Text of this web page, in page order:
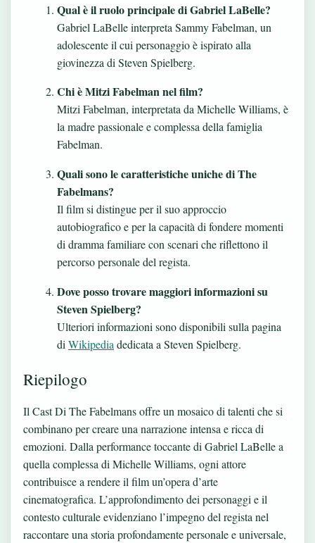
Qual è il ruolo principale di Gabriel LaBelle?
Gabriel LaBelle interpreta Sammy Fabelman, un
adolescente il cui personaggio è ispirato alla
giovinezza di Steven Spielberg.
Chi è Mitzi Fabelman nel film?
Mitzi Fabelman, interpretata da Michelle Williams, è
la madre passionale e complessa della famiglia
Fabelman.
Quali sono le caratteristiche uniche di The
Fabelmans?
Il film si distingue per il suo approccio
autobiografico e per la capacità di fondere momenti
di dramma familiare con scenari che riflettono il
percorso personale del regista.
Dove posso trovare maggiori informazioni su
Steven Spielberg?
Ulteriori informazioni sono disponibili sulla pagina
di Wikipedia dedicata a Steven Spielberg.
Riepilogo
Il Cast Di The Fabelmans offre un mosaico di talenti che si
combinano per creare una narrazione intensa e ricca di
emozioni. Dalla performance toccante di Gabriel LaBelle a
quella complessa di Michelle Williams, ogni attore
contribuisce a rendere il film un’opera d’arte
cinematografica. L’approfondimento dei personaggi e il
contesto culturale evidenziano l’impegno del regista nel
raccontare una storia profondamente personale e universale,